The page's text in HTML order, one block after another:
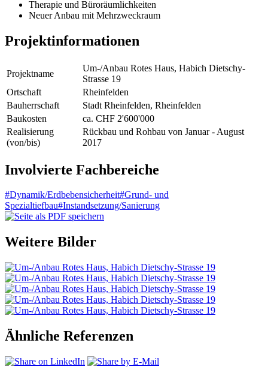
Therapie und Büroräumlichkeiten
Neuer Anbau mit Mehrzweckraum
Projektinformationen
Projektname
Um-/Anbau Rotes Haus, Habich Dietschy-
Strasse 19
Ortschaft
Rheinfelden
Bauherrschaft
Stadt Rheinfelden, Rheinfelden
Baukosten
ca. CHF 2'600'000
Realisierung
(von/bis)
Rückbau und Rohbau von Januar - August
2017
Involvierte Fachbereiche
#Dynamik/Erdbebensicherheit#Grund- und
Spezialtiefbau#Instandsetzung/Sanierung
Weitere Bilder
Ähnliche Referenzen